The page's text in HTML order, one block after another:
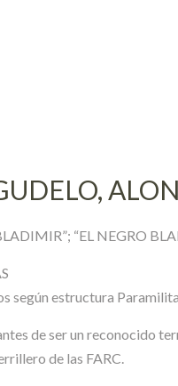
“EL NEGRO
según estructura
de ser un reconocido
de las FARC.